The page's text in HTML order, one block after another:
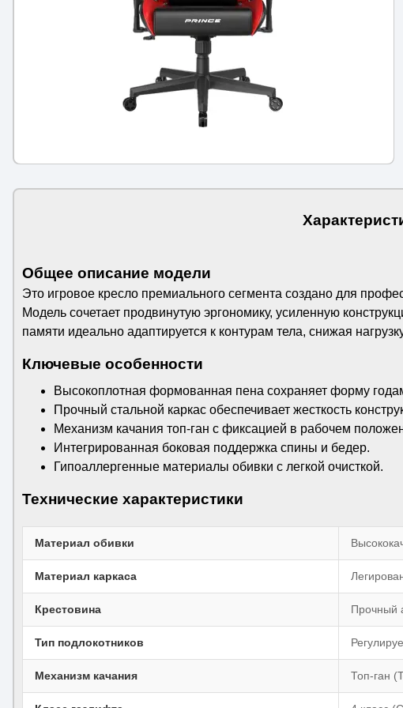
Общее описание модели
Это игровое кресло премиального сегмента создано для
Модель сочетает продвинутую эргономику, усиленную
памяти идеально адаптируется к контурам тела, снижая
Ключевые особенности
Высокоплотная формованная пена сохраняет форму
Прочный стальной каркас обеспечивает жесткость
Механизм качания топ-ган с фиксацией в рабочем
Интегрированная боковая поддержка спины и бедер.
Гипоаллергенные материалы обивки с легкой очисткой.
Технические характеристики
Материал обивки
Материал каркаса
Крестовина Прочный
Тип подлокотников
Механизм качания Топ-ган